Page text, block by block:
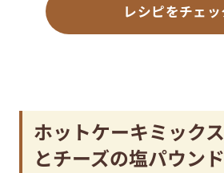
レシピをチェッ
ホットケーキミック
とチーズの塩パウンド